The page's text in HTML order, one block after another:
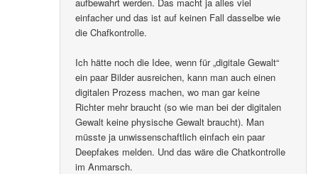
einfacher und das ist auf keinen Fall dasselbe wie
die Chafkontrolle.
Ich hätte noch die Idee, wenn für „digitale Gewalt“
ein paar Bilder ausreichen, kann man auch einen
digitalen Prozess machen, wo man gar keine
Richter mehr braucht (so wie man bei der digitalen
Gewalt keine physische Gewalt braucht). Man
müsste ja unwissenschaftlich einfach ein paar
Deepfakes melden. Und das wäre die Chatkontrolle
im Anmarsch.